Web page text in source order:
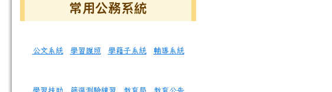
常用公務系統
公文系統 學習護照 學籍子系統 輔導系統
學習扶助 篩選測驗練習 教育局 教育公告